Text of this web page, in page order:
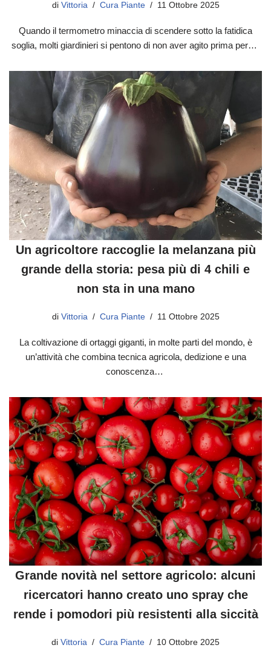
di Vittoria Cura Piante 11 Ottobre 2025
Quando il termometro minaccia di scendere sotto la fatidica
soglia, molti giardinieri si pentono di non aver agito prima per…
Un agricoltore raccoglie la melanzana più
grande della storia: pesa più di 4 chili e
non sta in una mano
di Vittoria Cura Piante 11 Ottobre 2025
La coltivazione di ortaggi giganti, in molte parti del mondo, è
un’attività che combina tecnica agricola, dedizione e una
conoscenza…
Grande novità nel settore agricolo: alcuni
ricercatori hanno creato uno spray che
rende i pomodori più resistenti alla siccità
di Vittoria Cura Piante 10 Ottobre 2025